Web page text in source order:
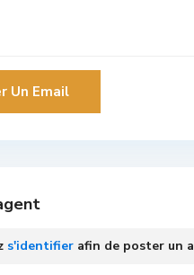
s'identifier afin de poster un